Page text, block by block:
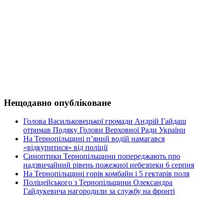
Нещодавно опубліковане
Голова Васильковецької громади Андрій Гайдаш
отримав Подяку Голови Верховної Ради України
На Тернопільщині п’яний водій намагався
«відкупитися» від поліції
Синоптики Тернопільщини попереджають про
надзвичайний рівень пожежної небезпеки 6 серпня
На Тернопільщині горів комбайн і 5 гектарів поля
Поліцейського з Тернопільщини Олександра
Гайдукевича нагородили за службу на фронті